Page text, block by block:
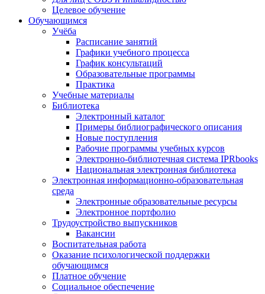
Целевое обучение
Обучающимся
Учёба
Расписание занятий
Графики учебного процесса
График консультаций
Образовательные программы
Практика
Учебные материалы
Библиотека
Электронный каталог
Примеры библиографического описания
Новые поступления
Рабочие программы учебных курсов
Электронно-библиотечная система IPRbooks
Национальная электронная библиотека
Электронная информационно-образовательная
среда
Электронные образовательные ресурсы
Электронное портфолио
Трудоустройство выпускников
Вакансии
Воспитательная работа
Оказание психологической поддержки
обучающимся
Платное обучение
Социальное обеспечение